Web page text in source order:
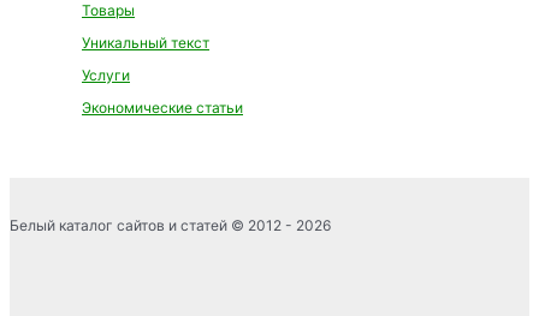
Товары
Уникальный текст
Услуги
Экономические статьи
Белый каталог сайтов и статей © 2012 - 2026